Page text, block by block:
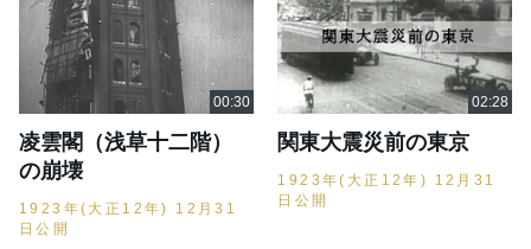
凌雲閣（浅草十二階）
の崩壊
1923年(大正12年) 12月31
日公開
関東大震災前の東京
1923年(大正12年) 12月31
日公開